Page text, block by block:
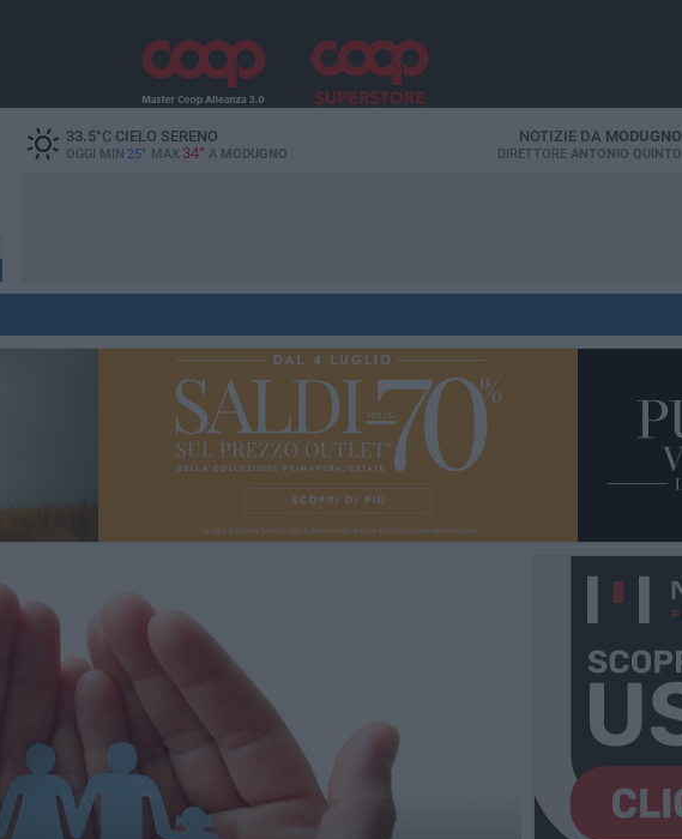
33.5°CCIELO SERENO
OGGI MIN 25° MAX 34° A MODUGNO
NOTIZIE DA MODUGNO
DIRETTORE ANTONIO QUINTO